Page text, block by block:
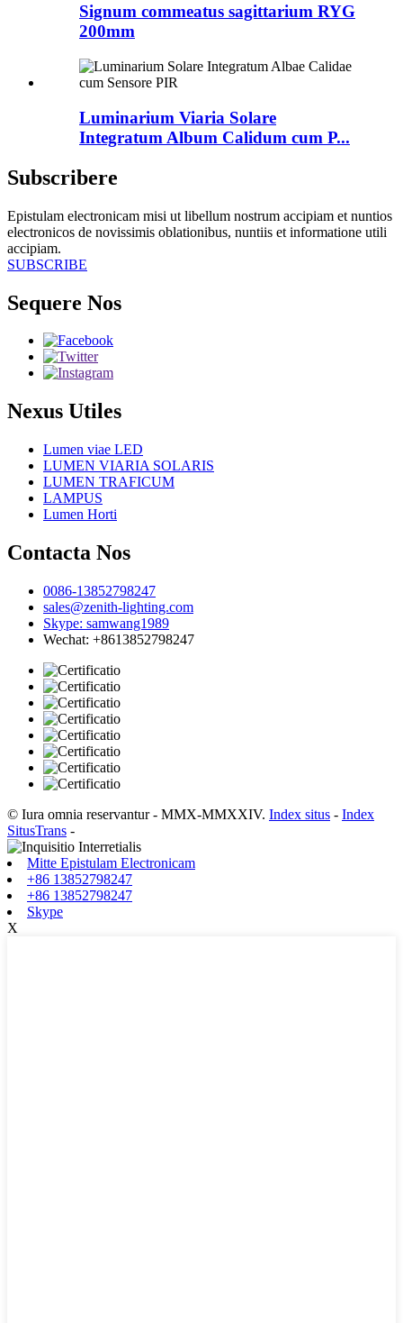
Signum commeatus sagittarium RYG
200mm
Luminarium Viaria Solare
Integratum Album Calidum cum P...
Subscribere
Epistulam electronicam misi ut libellum nostrum accipiam et nuntios
electronicos de novissimis oblationibus, nuntiis et informatione utili
accipiam.
SUBSCRIBE
Sequere Nos
Nexus Utiles
Lumen viae LED
LUMEN VIARIA SOLARIS
LUMEN TRAFICUM
LAMPUS
Lumen Horti
Contacta Nos
0086-13852798247
sales@zenith-lighting.com
Skype: samwang1989
Wechat: +8613852798247
© Iura omnia reservantur - MMX-MMXXIV. Index situs - Index
SitusTrans -
Mitte Epistulam Electronicam
+86 13852798247
+86 13852798247
Skype
X